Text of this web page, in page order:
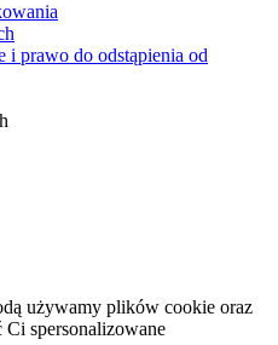
prawo do odstąpienia od
używamy plików cookie oraz
spersonalizowane